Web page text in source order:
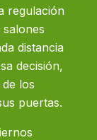
regulación
distancia
decisión,
los
puertas.